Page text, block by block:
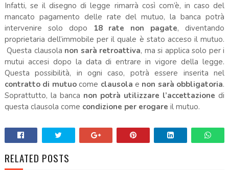
Infatti, se il disegno di legge rimarrà così com’è, in caso del
mancato pagamento delle rate del mutuo, la banca potrà
intervenire solo dopo 18 rate non pagate, diventando
proprietaria dell’immobile per il quale è stato acceso il mutuo.
Questa clausola non sarà retroattiva, ma si applica solo per i
mutui accesi dopo la data di entrare in vigore della legge.
Questa possibilità, in ogni caso, potrà essere inserita nel
contratto di mutuocome clausola e non sarà obbligatoria.
Soprattutto, la banca non potrà utilizzare l’accettazione di
questa clausola come condizione per erogare il mutuo.
RELATED POSTS